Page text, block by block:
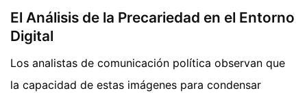
El Análisis de la Precariedad en el Entorno
Digital
Los analistas de comunicación política observan que
la capacidad de estas imágenes para condensar